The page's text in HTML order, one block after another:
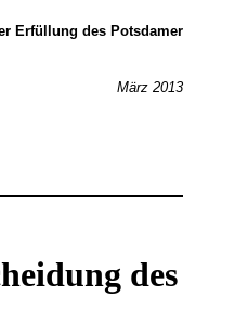
Erfüllung des Potsdamer
März 2013
des